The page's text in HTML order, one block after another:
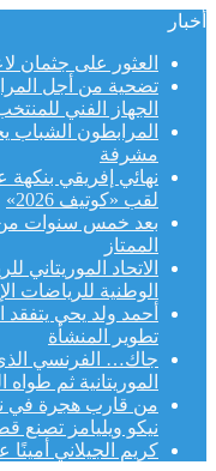
أخبار
العثور على جثمان
تضحية من أجل
الجهاز الفني للمنتخب
المرابطون الشباب
مشرفة
نهائي إفريقي
لقب «كوتيف 2026»
بعد خمس سنوات من
الممتاز
الاتحاد الموريتاني
الوطنية للرياضات
أحمد ولد يحي يتفقد
تطوير المنشأة
جاك… الفرنسي
الموريتانية ثم طواه
من قارب هجرة في
نيكو ويليامز تصنع
كريم الجيلاني أمينًا